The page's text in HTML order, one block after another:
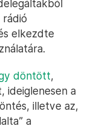
rádió
elkezdte
döntött,
ideiglenesen a
illetve az,
a